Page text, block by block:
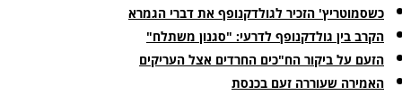
כשסמוטריץ' הזכיר לגולדקנופף את דברי הגמרא
הקרב בין גולדקנופף לדרעי: "סגנון משתלח"
הזעם על ביקור הח"כים החרדים אצל העריקים
האמירה שעוררה זעם בכנסת